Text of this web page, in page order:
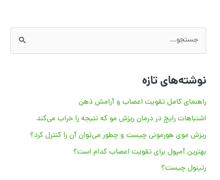
س
ج
و
ب
ی
:
نوشته‌های تازه
راهنمای کامل تقویت اعصاب و آرامش ذهن
اشتباهات رایج در درمان ریزش مو که نتیجه را خراب می‌کند
ریزش موی هورمونی چیست و چطور می‌توان آن را کنترل کرد؟
بهترین آمپول برای تقویت اعصاب کدام است؟
رتینول چیست؟